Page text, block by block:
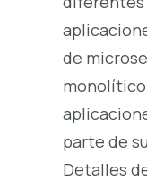
de
monolítico
parte de
Detalles